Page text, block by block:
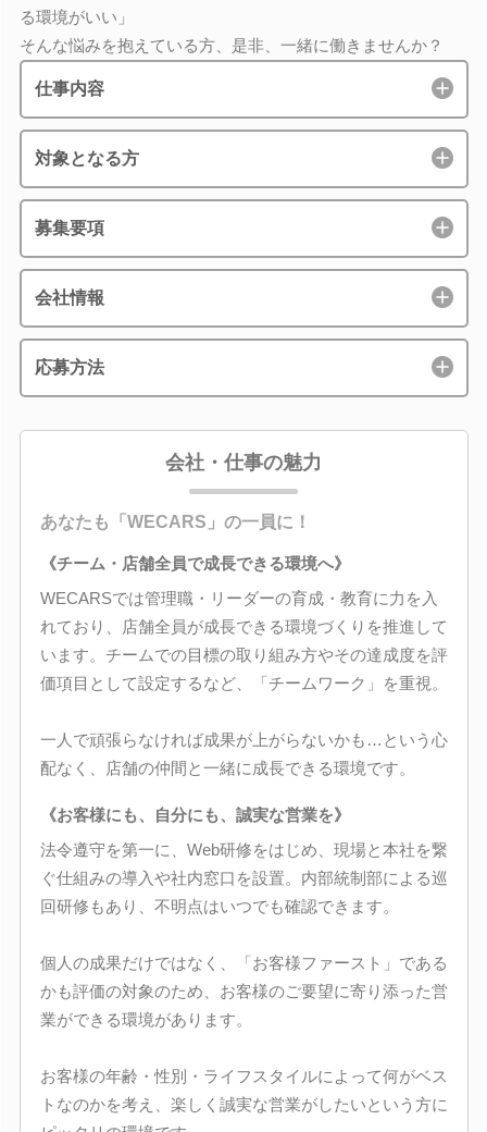
る環境がいい」
そんな悩みを抱えている方、是非、一緒に働きませんか？
仕事内容
対象となる方
募集要項
会社情報
応募方法
会社・仕事の魅力
あなたも「WECARS」の一員に！
《チーム・店舗全員で成長できる環境へ》
WECARSでは管理職・リーダーの育成・教育に力を入
れており、店舗全員が成長できる環境づくりを推進して
います。チームでの目標の取り組み方やその達成度を評
価項目として設定するなど、「チームワーク」を重視。
一人で頑張らなければ成果が上がらないかも…という心
配なく、店舗の仲間と一緒に成長できる環境です。
《お客様にも、自分にも、誠実な営業を》
法令遵守を第一に、Web研修をはじめ、現場と本社を繋
ぐ仕組みの導入や社内窓口を設置。内部統制部による巡
回研修もあり、不明点はいつでも確認できます。
個人の成果だけではなく、「お客様ファースト」である
かも評価の対象のため、お客様のご要望に寄り添った営
業ができる環境があります。
お客様の年齢・性別・ライフスタイルによって何がベス
トなのかを考え、楽しく誠実な営業がしたいという方に